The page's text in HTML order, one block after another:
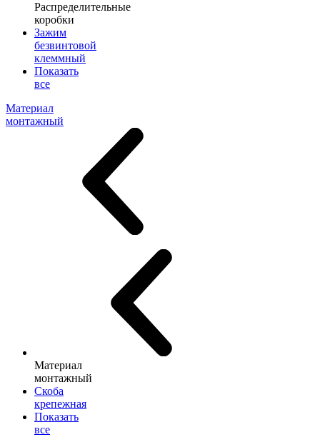
Распределительные
коробки
Зажим
безвинтовой
клеммный
Показать
все
Материал
монтажный
Материал
монтажный
Скоба
крепежная
Показать
все